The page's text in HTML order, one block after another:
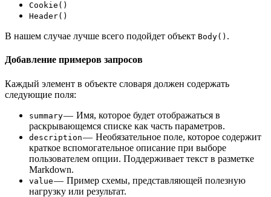
Cookie()
Header()
В нашем случае лучше всего подойдет объект Body() .
Добавление примеров запросов
Каждый элемент в объекте словаря должен содержать
следующие поля:
summary— Имя, которое будет отображаться в
раскрывающемся списке как часть параметров.
description— Необязательное поле, которое содержит
краткое вспомогательное описание при выборе
пользователем опции. Поддерживает текст в разметке
Markdown.
value— Пример схемы, представляющей полезную
нагрузку или результат.